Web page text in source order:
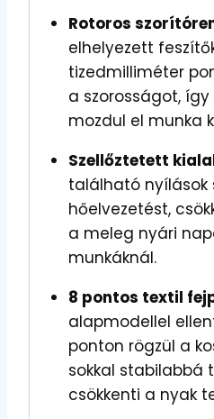
Rotoros
elhelyezett
tizedmilliméter
a szorosságot,
mozdul el munka
Szellőztetett
található nyílások
hőelvezetést,
a meleg nyári
munkáknál.
8 pontos textil
alapmodellel
ponton rögzül a
sokkal stabilabbá
csökkenti a nyak